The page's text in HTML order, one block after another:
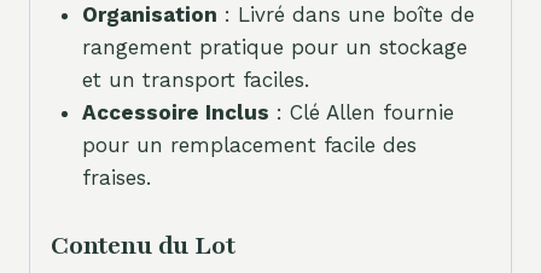
Organisation : Livré dans une boîte de
rangement pratique pour un stockage
et un transport faciles.
Accessoire Inclus : Clé Allen fournie
pour un remplacement facile des
fraises.
Contenu du Lot